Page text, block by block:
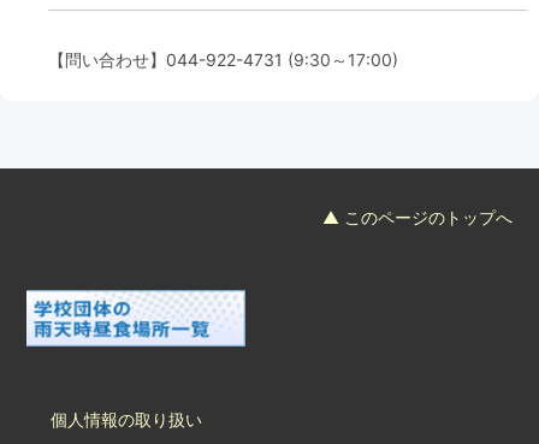
日本語 中国語 English 한글 Español
【問い合わせ】 044-922-4731 (9:30～17:00)
▲ このページのトップへ
個人情報の取り扱い